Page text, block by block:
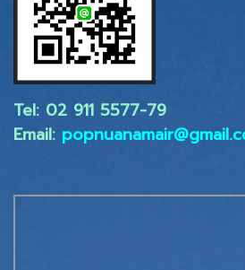
Tel: 02 ​911 5577-79
Email: